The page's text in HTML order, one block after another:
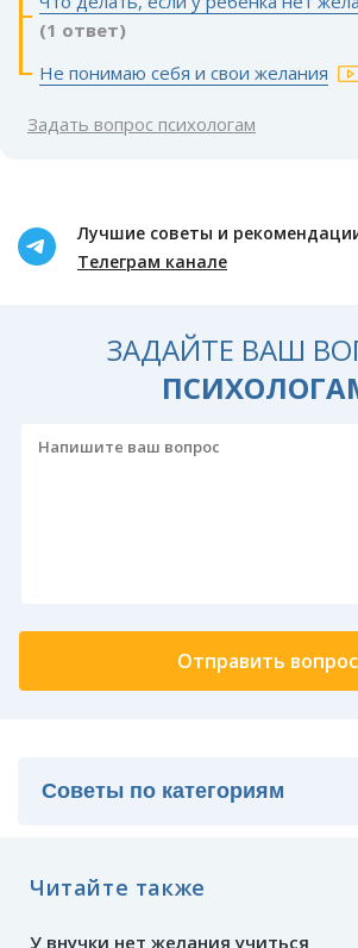
(1 ответ)
Не понимаю себя и свои желания
Задать вопрос психологам
Лучшие советы и
Телеграм канале
ЗАДАЙТЕ ВАШ
Читайте также
У внучки нет желания учиться